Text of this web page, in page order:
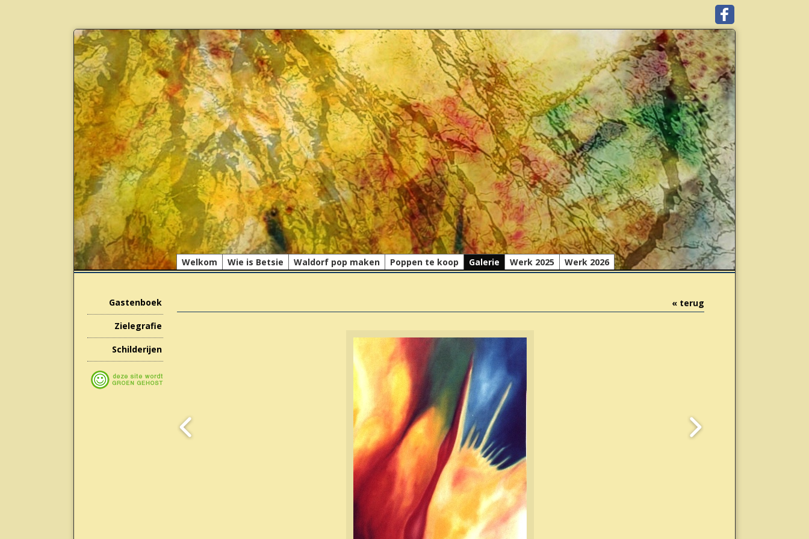
Welkom Wie is Betsie Waldorf pop maken Poppen te koop Galerie Werk 2025 Werk 2026
Gastenboek
Zielegrafie
Schilderijen
« terug